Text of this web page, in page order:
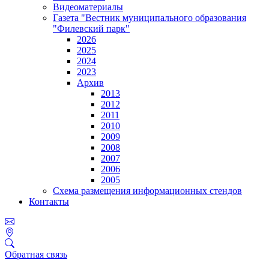
Видеоматериалы
Газета "Вестник муниципального образования
"Филевский парк"
2026
2025
2024
2023
Архив
2013
2012
2011
2010
2009
2008
2007
2006
2005
Схема размещения информационных стендов
Контакты
Обратная связь